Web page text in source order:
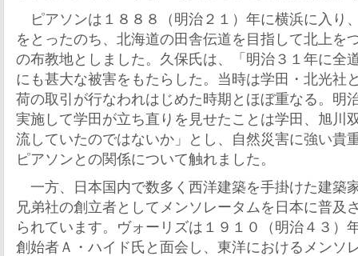
ピアソンは１８８８（明治２１）年に横浜に入り
をとったのち、北海道の田舎伝道を目指して北上を
の布教地としました。久保氏は、「明治３１年に全
にも甚大な被害をもたらした。当時は学田・北光社
荷の取引が行なわれはじめた時期とほぼ重なる。明
実施して学田が立ち直りを見せたことは学田、旭川
流していたのではないか」とし、自然災害に強い貴
ピアソンとの関係について触れました。
一方、日本国内で数多く西洋建築を手掛けた建築
兄弟社の創立者としてメンソレータムを日本に普及
られています。ヴォーリズは１９１０（明治４３）
創始者Ａ・ハイド氏と面会し、東洋におけるメンソ